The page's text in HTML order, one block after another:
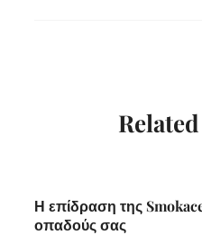
Η επίδραση της
οπαδούς σας